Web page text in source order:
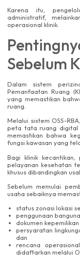
Karena itu,
administratif,
operasional klinik.
Sebelum
Dalam sistem
Pemanfaatan Ruang
yang memastikan
ruang.
Melalui sistem OSS-
peta tata ruang digital
memastikan bahwa
fungsi kawasan yang
Bagi klinik
pelayanan kesehatan
khusus dibandingkan
Sebelum memulai
usaha sebaiknya
status zonasi lokasi
penggunaan
dokumen
persyaratan
dan
rencana
didaftarkan melalui